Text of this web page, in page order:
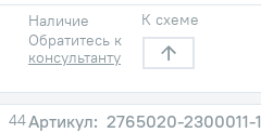
Наличие
Обратитесь к
консультанту
К схеме
44
2765020-2300011-1